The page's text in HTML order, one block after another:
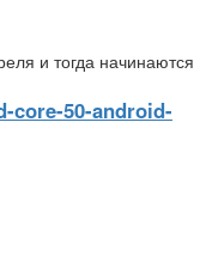
и тогда начинаются
core-50-android-